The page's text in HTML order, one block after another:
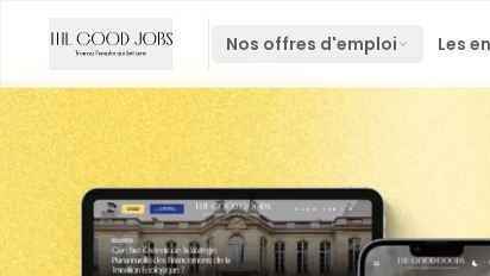
Nos offres d'emploi Les